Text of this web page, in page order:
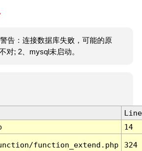
告：连接数据库失败，可能的原
对; 2、mysql未启动。
Line
14
function_extend.php 324